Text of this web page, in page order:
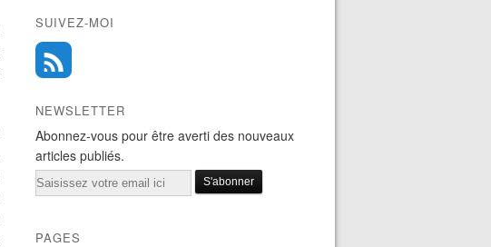
SUIVEZ-MOI
NEWSLETTER
Abonnez-vous pour être averti des nouveaux
articles publiés.
Email
PAGES